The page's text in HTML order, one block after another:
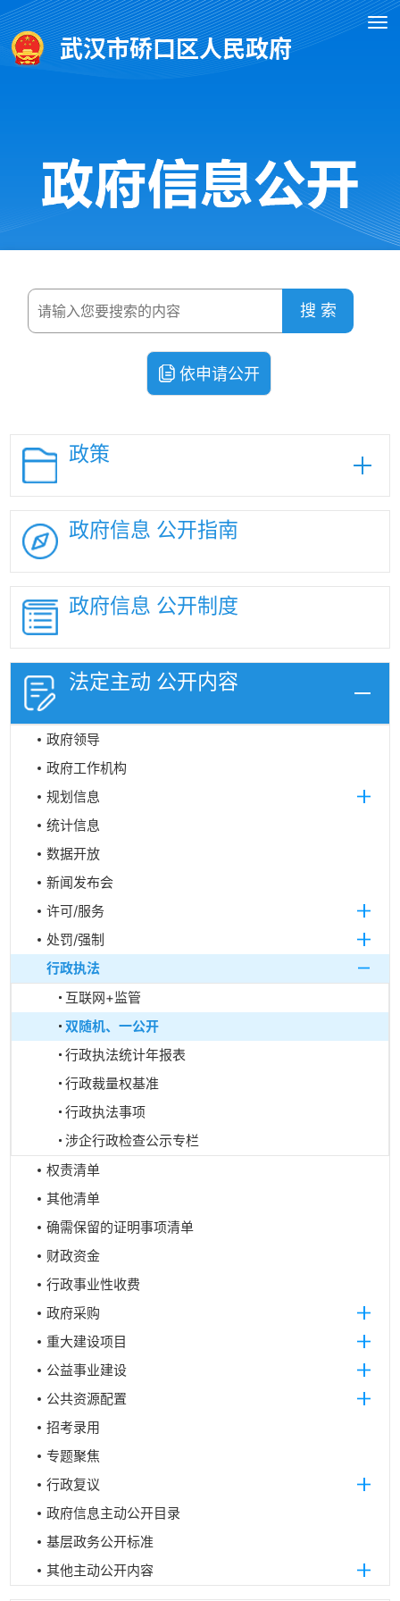
武汉市硚口区人民政府
搜 索
依申请公开
政策
政府信息 公开指南
政府信息 公开制度
法定主动 公开内容
政府领导
政府工作机构
规划信息
统计信息
数据开放
新闻发布会
许可/服务
处罚/强制
行政执法
互联网+监管
双随机、一公开
行政执法统计年报表
行政裁量权基准
行政执法事项
涉企行政检查公示专栏
权责清单
其他清单
确需保留的证明事项清单
财政资金
行政事业性收费
政府采购
重大建设项目
公益事业建设
公共资源配置
招考录用
专题聚焦
行政复议
政府信息主动公开目录
基层政务公开标准
其他主动公开内容